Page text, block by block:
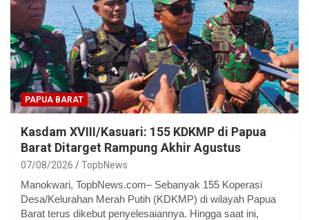
PAPUA BARAT
Kasdam XVIII/Kasuari: 155 KDKMP di Papua
Barat Ditarget Rampung Akhir Agustus
07/08/2026 TopbNews
Manokwari, TopbNews.com– Sebanyak 155 Koperasi
Desa/Kelurahan Merah Putih (KDKMP) di wilayah Papua
Barat terus dikebut penyelesaiannya. Hingga saat ini,